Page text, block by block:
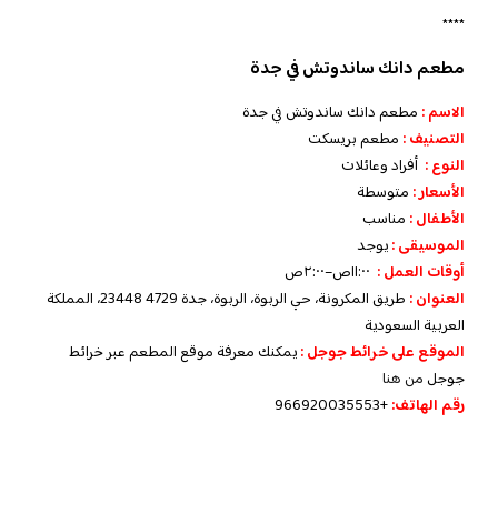
****
مطعم دانك ساندوتش في جدة
الاسم : مطعم دانك ساندوتش في جدة
التصنيف : مطعم بريسكت
النوع : أفراد وعائلات
الأسعار : متوسطة
الأطفال : مناسب
الموسيقى :يوجد
أوقات العمل :
العنوان :
طريق المكرونة، حي الربوة، الربوة، جدة 23448 4729، المملكة
العربية السعودية
الموقع على خرائط جوجل :يمكنك معرفة موقع المطعم عبر خرائط
جوجل من هنا
رقم الهاتف:+966920035553